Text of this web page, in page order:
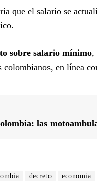
que el salario se
sobre salario mínimo,
colombianos, en línea
las
decreto economia